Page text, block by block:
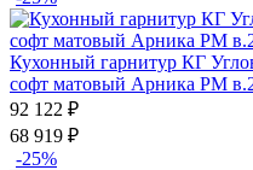
Кухонный гарнитур КГ
софт матовый Арника РМ
92 122 ₽
68 919 ₽
-25%